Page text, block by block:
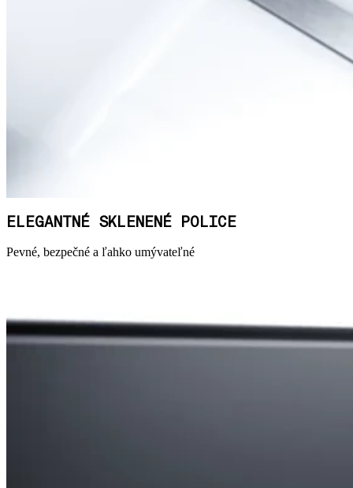
ELEGANTNÉ SKLENENÉ POLICE
Pevné, bezpečné a ľahko umývateľné